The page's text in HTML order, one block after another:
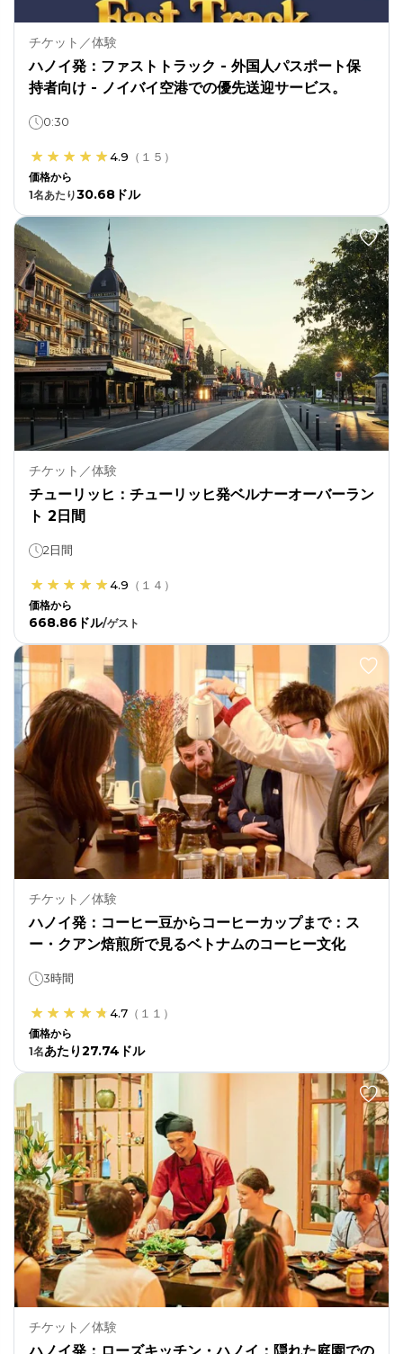
チケット／体験
ハノイ発：ファストトラック - 外国人パスポート保
持者向け - ノイバイ空港での優先送迎サービス。
0:30
4.9 （ １５ ）
価格から
1名あたり30.68ドル
チケット／体験
チューリッヒ：チューリッヒ発ベルナーオーバーラン
ト 2日間
2日間
4.9 （ １４ ）
価格から
668.86ドル/ゲスト
チケット／体験
ハノイ発：コーヒー豆からコーヒーカップまで：ス
ー・クアン焙煎所で見るベトナムのコーヒー文化
3時間
4.7 （ １１ ）
価格から
1名あたり27.74ドル
チケット／体験